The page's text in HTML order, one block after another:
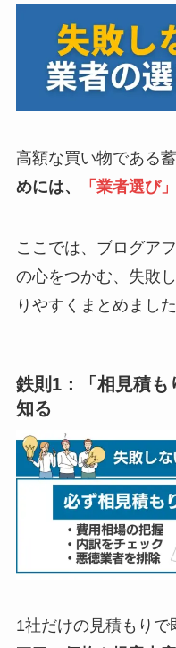
高額な買い物である蓄
めには、
「業者選び
ここでは、ブログア
の心をつかむ、失敗
りやすくまとめました
鉄則1：「相見積も
知る
1社だけの見積もり